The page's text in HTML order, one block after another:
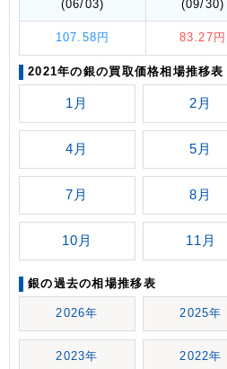
(06/03)
(09/30)
107.58円 83.27円
2021年の銀の買取価格相場推移表
1月 2月
4月 5月
7月 8月
10月 11月
銀の過去の相場推移表
2026年 2025年
2023年 2022年